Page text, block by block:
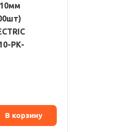
PK-
В корзину